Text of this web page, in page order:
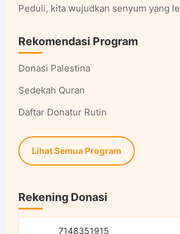
Peduli, kita wujudkan senyum yang
Rekomendasi Program
Donasi Palestina
Sedekah Quran
Daftar Donatur Rutin
Lihat Semua Program
Rekening Donasi
7148351915